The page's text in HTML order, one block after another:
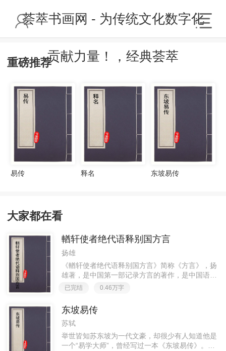
荟萃书画网 - 为传统文化数字化
贡献力量！，经典荟萃
重磅推荐
易传 释名 东坡易传
大家都在看
輶轩使者绝代语释别国方言
扬雄
《輶轩使者绝代语释别国方言》简称《方言》，扬
雄著，是中国第一部记录方言的著作，是中国语言
学史上一部里程碑式的著作，成为世界上第一部方
大，方言的地理差异悬殊，
已完结 0.46万字
东坡易传
苏轼
举世皆知苏东坡为一代文豪，却很少有人知道他是
一个“易学大师”，曾经写过一本《东坡易传》。苏